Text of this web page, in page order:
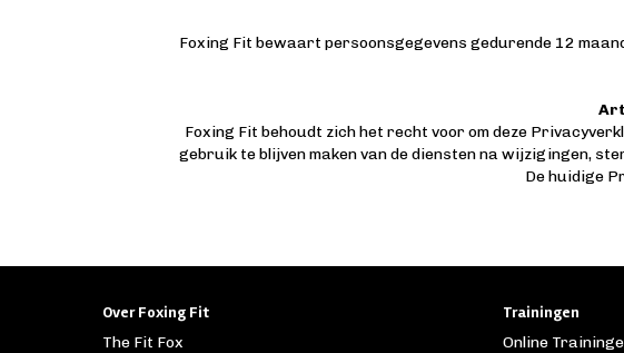
Foxing Fit bewaart persoonsgegevens gedurende 12
Foxing Fit behoudt zich het recht voor om deze
gebruik te blijven maken van de diensten na wijzigingen,
De huidige
Over Foxing Fit
The Fit Fox
Trainingen
Online